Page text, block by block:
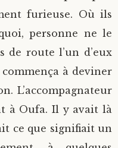
furieuse. Où ils
personne ne le
de route l’un d’eux
à deviner
L’accompagnateur
à Oufa. Il y avait là
ce que signifiait un